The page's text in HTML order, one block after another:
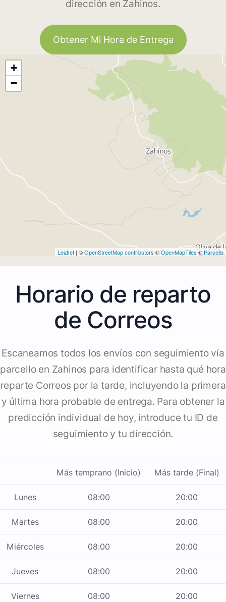
dirección en Zahinos.
Obtener Mi Hora de Entrega
+
−
Leaflet | ©OpenStreetMap contributors ©OpenMapTiles©Parcello
Horario de reparto
de Correos
Escaneamos todos los envíos con seguimiento vía
parcello en Zahinos para identificar hasta qué hora
reparte Correos por la tarde, incluyendo la primera
y última hora probable de entrega. Para obtener la
predicción individual de hoy, introduce tu ID de
seguimiento y tu dirección.
Más temprano (Inicio) Más tarde (Final)
Lunes 08:00 20:00
Martes 08:00 20:00
Miércoles 08:00 20:00
Jueves 08:00 20:00
Viernes 08:00 20:00